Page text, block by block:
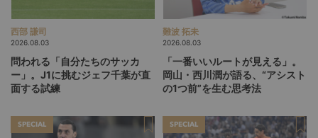
西部 謙司
2026.08.03
問われる「自分たちのサッカ
ー」。J1に挑むジェフ千葉が直
面する試練
難波 拓未
2026.08.03
「一番いいルートが見える」。
岡山・西川潤が語る、“アシスト
の1つ前”を生む思考法
SPECIAL SPECIAL